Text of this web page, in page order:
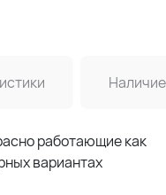
Наличие
работающие как
вариантах